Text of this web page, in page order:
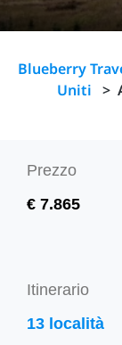
Blueberry
Uniti >
Prezzo
€ 7.865
Itinerario
13 località